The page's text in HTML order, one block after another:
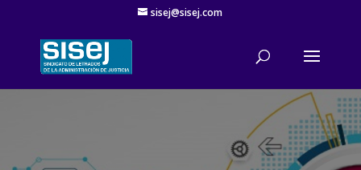
sisej@sisej.com